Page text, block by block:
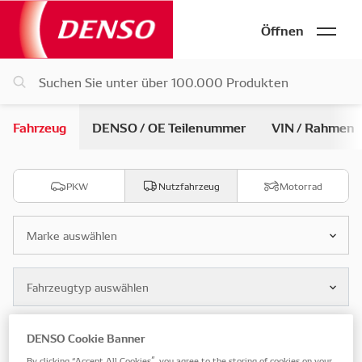
Öffnen
Fahrzeug DENSO / OE Teilenummer VIN / Rahmen
PKW Nutzfahrzeug Motorrad
Marke auswählen
Fahrzeugtyp auswählen
Modell auswählen
DENSO Cookie Banner